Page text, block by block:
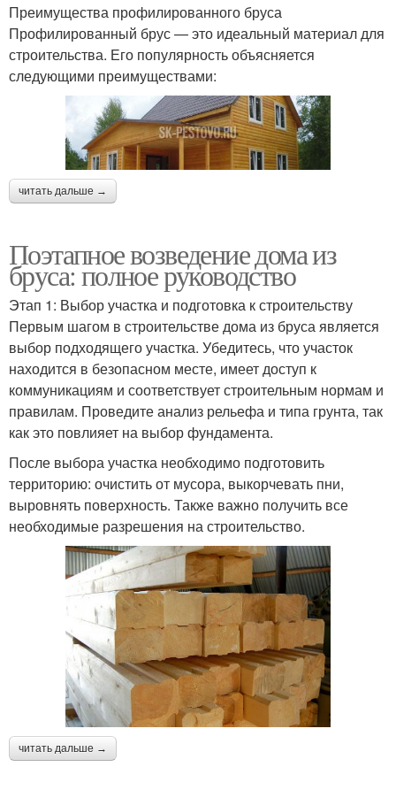
Преимущества профилированного бруса
Профилированный брус — это идеальный материал для
строительства. Его популярность объясняется
следующими преимуществами:
читать дальше →
Поэтапное возведение дома из
бруса: полное руководство
Этап 1: Выбор участка и подготовка к строительству
Первым шагом в строительстве дома из бруса является
выбор подходящего участка. Убедитесь, что участок
находится в безопасном месте, имеет доступ к
коммуникациям и соответствует строительным нормам и
правилам. Проведите анализ рельефа и типа грунта, так
как это повлияет на выбор фундамента.
После выбора участка необходимо подготовить
территорию: очистить от мусора, выкорчевать пни,
выровнять поверхность. Также важно получить все
необходимые разрешения на строительство.
читать дальше →